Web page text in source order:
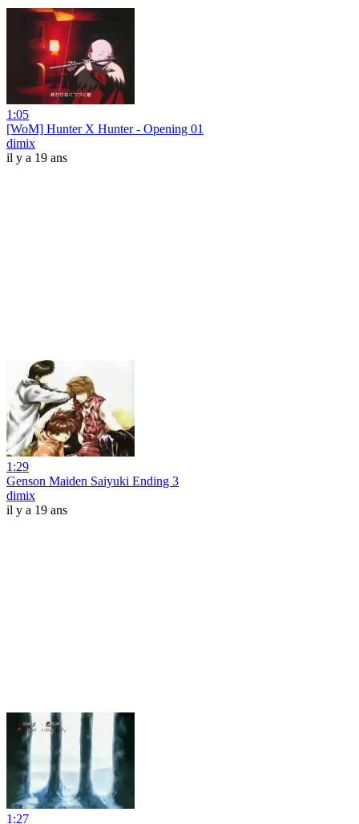
1:05
[WoM] Hunter X Hunter - Opening 01
dimix
il y a 19 ans
1:29
Genson Maiden Saiyuki Ending 3
dimix
il y a 19 ans
1:27